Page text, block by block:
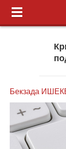
Бекзада